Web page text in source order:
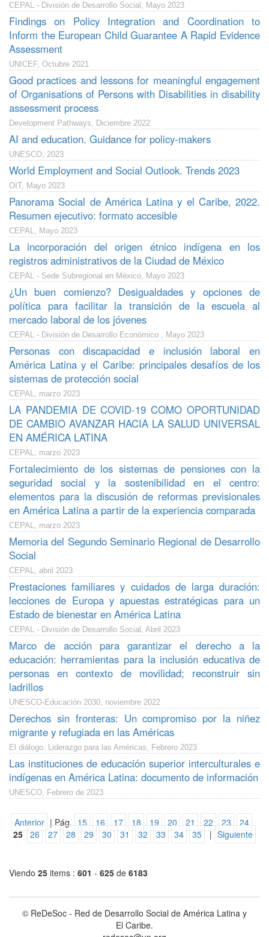
CEPAL - División de Desarrollo Social, Mayo 2023
Findings on Policy Integration and Coordination to
Inform the European Child Guarantee A Rapid Evidence
Assessment
UNICEF, Octubre 2021
Good practices and lessons for meaningful engagement
of Organisations of Persons with Disabilities in disability
assessment process
Development Pathways, Diciembre 2022
AI and education. Guidance for policy-makers
UNESCO, 2023
World Employment and Social Outlook. Trends 2023
OIT, Mayo 2023
Panorama Social de América Latina y el Caribe, 2022.
Resumen ejecutivo: formato accesible
CEPAL, Mayo 2023
La incorporación del origen étnico indígena en los
registros administrativos de la Ciudad de México
CEPAL - Sede Subregional en México, Mayo 2023
¿Un buen comienzo? Desigualdades y opciones de
política para facilitar la transición de la escuela al
mercado laboral de los jóvenes
CEPAL - División de Desarrollo Económico , Mayo 2023
Personas con discapacidad e inclusión laboral en
América Latina y el Caribe: principales desafíos de los
sistemas de protección social
CEPAL, marzo 2023
LA PANDEMIA DE COVID-19 COMO OPORTUNIDAD
DE CAMBIO AVANZAR HACIA LA SALUD UNIVERSAL
EN AMÉRICA LATINA
CEPAL, marzo 2023
Fortalecimiento de los sistemas de pensiones con la
seguridad social y la sostenibilidad en el centro:
elementos para la discusión de reformas previsionales
en América Latina a partir de la experiencia comparada
CEPAL, marzo 2023
Memoria del Segundo Seminario Regional de Desarrollo
Social
CEPAL, abril 2023
Prestaciones familiares y cuidados de larga duración:
lecciones de Europa y apuestas estratégicas para un
Estado de bienestar en América Latina
CEPAL - División de Desarrollo Social, Abril 2023
Marco de acción para garantizar el derecho a la
educación: herramientas para la inclusión educativa de
personas en contexto de movilidad; reconstruir sin
ladrillos
UNESCO-Educación 2030, noviembre 2022
Derechos sin fronteras: Un compromiso por la niñez
migrante y refugiada en las Américas
El diálogo. Liderazgo para las Américas, Febrero 2023
Las instituciones de educación superior interculturales e
indígenas en América Latina: documento de información
UNESCO, Febrero de 2023
Anterior | Pág. 15 16 17 18 19 20 21 22 23
24
25 26 27 28 29 30 31 32 33 34 35 | Siguiente
Viendo 25 items : 601 - 625 de 6183
© ReDeSoc - Red de Desarrollo Social de América Latina y
El Caribe.